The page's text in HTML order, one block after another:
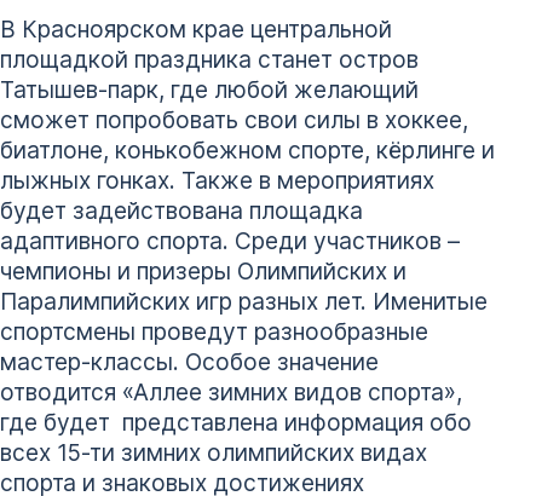
В Красноярском крае центральной
площадкой праздника станет остров
Татышев-парк, где любой желающий
сможет попробовать свои силы в хоккее,
биатлоне, конькобежном спорте, кёрлинге и
лыжных гонках. Также в мероприятиях
будет задействована площадка
адаптивного спорта. Среди участников –
чемпионы и призеры Олимпийских и
Паралимпийских игр разных лет. Именитые
спортсмены проведут разнообразные
мастер-классы. Особое значение
отводится «Аллее зимних видов спорта»,
где будет представлена информация обо
всех 15-ти зимних олимпийских видах
спорта и знаковых достижениях